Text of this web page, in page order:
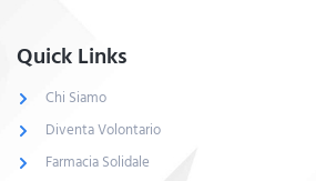
Quick Links
Chi Siamo
Diventa Volontario
Farmacia Solidale